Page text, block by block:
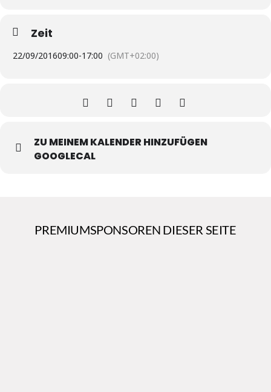
Zeit
22/09/201609:00-17:00 (GMT+02:00)
ZU MEINEM KALENDER HINZUFÜGEN
GOOGLECAL
PREMIUMSPONSOREN DIESER SEITE